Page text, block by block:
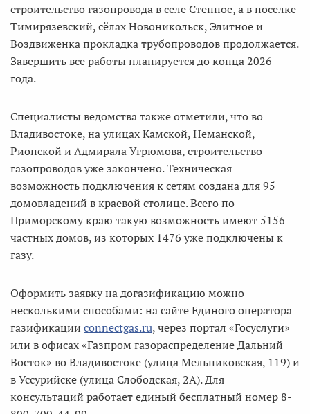
строительство газопровода в селе Степное, а в поселке
Тимирязевский, сёлах Новоникольск, Элитное и
Воздвиженка прокладка трубопроводов продолжается.
Завершить все работы планируется до конца 2026
года.
Специалисты ведомства также отметили, что во
Владивостоке, на улицах Камской, Неманской,
Рионской и Адмирала Угрюмова, строительство
газопроводов уже закончено. Техническая
возможность подключения к сетям создана для 95
домовладений в краевой столице. Всего по
Приморскому краю такую возможность имеют 5156
частных домов, из которых 1476 уже подключены к
газу.
Оформить заявку на догазификацию можно
несколькими способами: на сайте Единого оператора
газификации connectgas.ru, через портал «Госуслуги»
или в офисах «Газпром газораспределение Дальний
Восток» во Владивостоке (улица Мельниковская, 119) и
в Уссурийске (улица Слободская, 2А). Для
консультаций работает единый бесплатный номер 8-